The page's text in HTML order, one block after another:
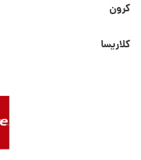
کرون
کلاریسا